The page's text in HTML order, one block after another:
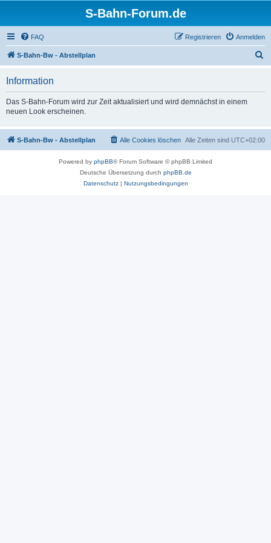
S-Bahn-Forum.de
FAQ Anmelden
Registrieren
S-Bahn-Bw - Abstellplan
Information
Das S-Bahn-Forum wird zur Zeit aktualisiert und wird demnächst in einem
neuen Look erscheinen.
S-Bahn-Bw - Abstellplan Alle Zeiten sind UTC+02:00
Alle Cookies löschen
Powered by phpBB® Forum Software © phpBB Limited
Deutsche Übersetzung durch phpBB.de
Datenschutz| Nutzungsbedingungen